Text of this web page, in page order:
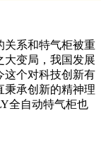
关系和特气柜被重
大变局，我国发展
这个对科技创新有
秉承创新的精神理
全自动特气柜也